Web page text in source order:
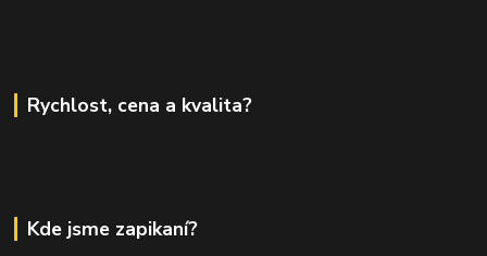
Rychlost, cena a kvalita?
Kde jsme zapikaní?